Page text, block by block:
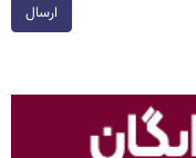
ارسال